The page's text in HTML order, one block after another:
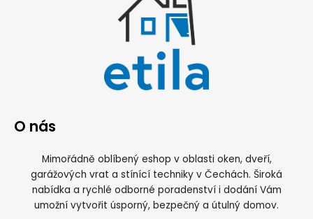
O nás
Mimořádně oblíbený eshop v oblasti oken, dveří,
garážových vrat a stínící techniky v Čechách. Široká
nabídka a rychlé odborné poradenství i dodání Vám
umožní vytvořit úsporný, bezpečný a útulný domov.